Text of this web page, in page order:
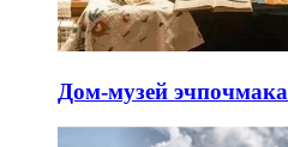
Дом-музей эчпочмака